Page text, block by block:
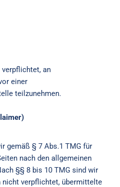
an
einer
teilzunehmen.
gemäß § 7 Abs.1 TMG für
nach den allgemeinen
§§ 8 bis 10 TMG sind wir
verpflichtet, übermittelte